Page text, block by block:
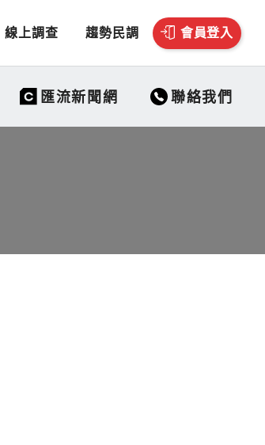
線上調查 趨勢民調 會員登入
匯流新聞網 聯絡我們